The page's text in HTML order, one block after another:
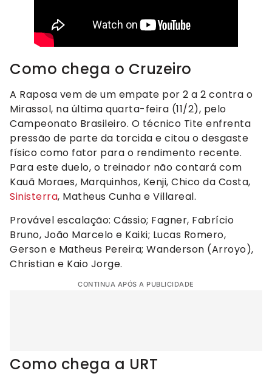
Como chega o Cruzeiro
A Raposa vem de um empate por 2 a 2 contra o
Mirassol, na última quarta-feira (11/2), pelo
Campeonato Brasileiro. O técnico Tite enfrenta
pressão de parte da torcida e citou o desgaste
físico como fator para o rendimento recente.
Para este duelo, o treinador não contará com
Kauã Moraes, Marquinhos, Kenji, Chico da Costa,
Sinisterra, Matheus Cunha e Villareal.
Provável escalação: Cássio; Fagner, Fabrício
Bruno, João Marcelo e Kaiki; Lucas Romero,
Gerson e Matheus Pereira; Wanderson (Arroyo),
Christian e Kaio Jorge.
CONTINUA APÓS A PUBLICIDADE
Como chega a URT